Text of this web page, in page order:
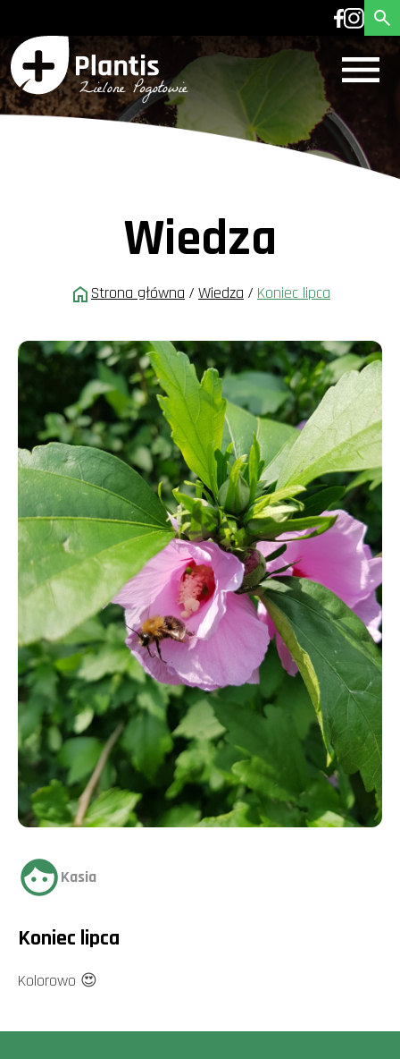
Wiedza
Strona główna / Wiedza / Koniec lipca
Kasia
Koniec lipca
Kolorowo 😍